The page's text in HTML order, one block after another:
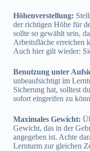
Höhenverstellung:
der richtigen Höhe für
sollte so gewählt sein,
Arbeitsfläche erreichen
Auch hier gilt wieder:
Benutzung unter
unbeaufsichtigt im
Sicherung hat, solltest
sofort eingreifen zu
Maximales Gewicht:
Gewicht, das in der
angegeben ist. Achte
Lernturm zur gleichen